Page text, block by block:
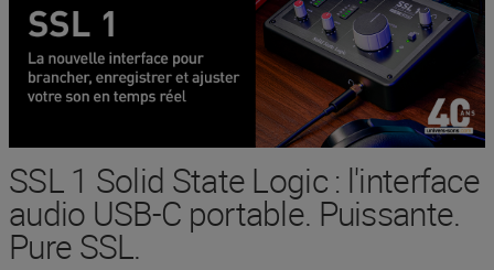
SSL 1 Solid State Logic : l'interface
audio USB-C portable. Puissante.
Pure SSL.